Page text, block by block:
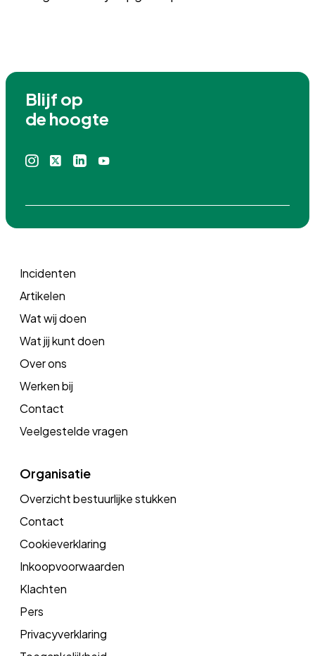
Blijf op
de hoogte
InstagramLinkedin
Incidenten
Artikelen
Wat wij doen
Wat jij kunt doen
Over ons
Werken bij
Contact
Veelgestelde vragen
Organisatie
Overzicht bestuurlijke stukken
Contact
Cookieverklaring
Inkoopvoorwaarden
Klachten
Pers
Privacyverklaring